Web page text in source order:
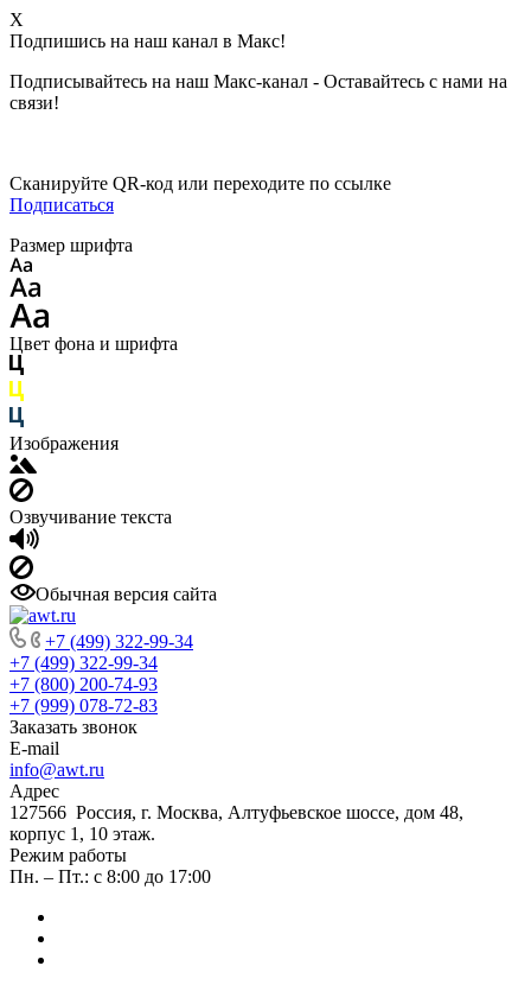
X
Подпишись на наш канал в Макс!
Подписывайтесь на наш Макс-канал - Оставайтесь с нами на
связи!
Сканируйте QR-код или переходите по ссылке
Подписаться
Размер шрифта
Цвет фона и шрифта
Изображения
Озвучивание текста
Обычная версия сайта
+7 (499) 322-99-34
+7 (499) 322-99-34
+7 (800) 200-74-93
+7 (999) 078-72-83
Заказать звонок
E-mail
info@awt.ru
Адрес
127566 Россия, г. Москва, Алтуфьевское шоссе, дом 48,
корпус 1, 10 этаж.
Режим работы
Пн. – Пт.: с 8:00 до 17:00